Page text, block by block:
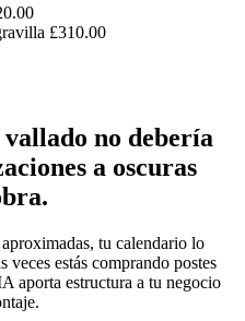
£310.00
no debería
a oscuras
tu calendario lo
veces estás comprando postes
aporta estructura a tu negocio